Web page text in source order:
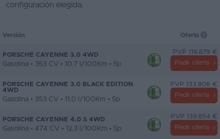
configuración elegida.
Versión Oferta
PORSCHE CAYENNE 3.0 4WD
Gasolina • 353 CV • 10.7 l/100Km • 5p
PVP 116.879 €
Pedir oferta
PORSCHE CAYENNE 3.0 BLACK EDITION
4WD
Gasolina • 353 CV • 11.0 l/100Km • 5p
PVP 133.806 €
Pedir oferta
PORSCHE CAYENNE 4.0 S 4WD
Gasolina • 474 CV • 12.3 l/100Km • 5p
PVP 139.854 €
Pedir oferta